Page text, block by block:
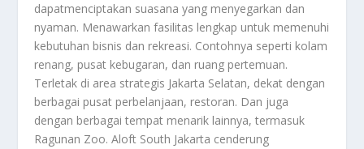
dapatmenciptakan suasana yang menyegarkan dan
nyaman. Menawarkan fasilitas lengkap untuk memenuhi
kebutuhan bisnis dan rekreasi. Contohnya seperti kolam
renang, pusat kebugaran, dan ruang pertemuan.
Terletak di area strategis Jakarta Selatan, dekat dengan
berbagai pusat perbelanjaan, restoran. Dan juga
dengan berbagai tempat menarik lainnya, termasuk
Ragunan Zoo. Aloft South Jakarta cenderung